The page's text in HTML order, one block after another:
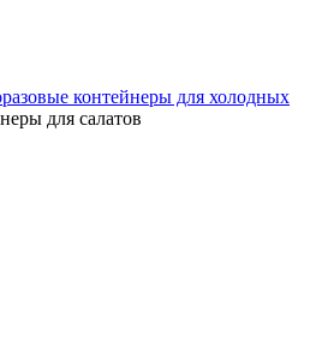
контейнеры для холодных
для салатов